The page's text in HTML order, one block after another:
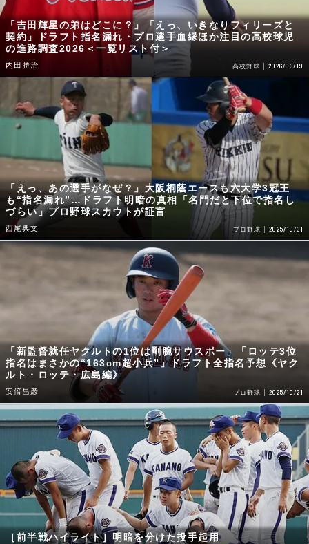
「吉田輝星の弟はどこに？」「えっ、いきなりフィリーズと
契約」ドラフト指名漏れ・プロ選手血縁ほか注目の高校球児
の進路調査2026＜一覧リスト付＞
内田勝治 高校野球 2026/03/19
「えっ、あの選手がなぜ？」大阪桐蔭エースも六大学3冠王
も“指名漏れ”…ドラフト明暗の真相「名門だと下位で指名し
づらい」プロ野球スカウトが証言
西尾典文 プロ野球 2025/10/31
「新監督就任ヤクルトの1位は剛腕サウスポー」「ロッテ3位
指名はまさかの“163cm超小兵”」ドラフト全指名予想《ヤク
ルト・ロッテ・広島編》
安倍昌彦 プロ野球 2025/10/21
［前半戦ハイライト］明暗を分けた投手起用